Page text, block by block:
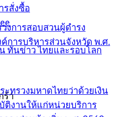
รสั่งซื้อ
ทันข่าว ไทยและรอบโลก
ร้า
งการสอบสวนผู้ดำรง
การบริหารส่วนจังหวัด พ.ศ.
ทรวงมหาดไทยว่าด้วยเงิน
งานให้แก่หน่วยบริการ